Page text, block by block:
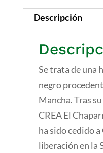
Descripción
Se trata de una
negro
Mancha. Tras
CREA El
ha sido cedido a
liberación en la